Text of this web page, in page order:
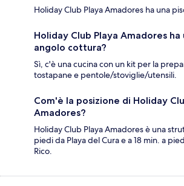
Holiday Club Playa Amadores ha una
Holiday Club Playa Amadores ha
angolo cottura?
Sì, c'è una cucina con un kit per la
tostapane e pentole/stoviglie/utensili.
Com'è la posizione di Holiday
Amadores?
Holiday Club Playa Amadores è una
piedi da Playa del Cura e a 18 min. a
Rico.